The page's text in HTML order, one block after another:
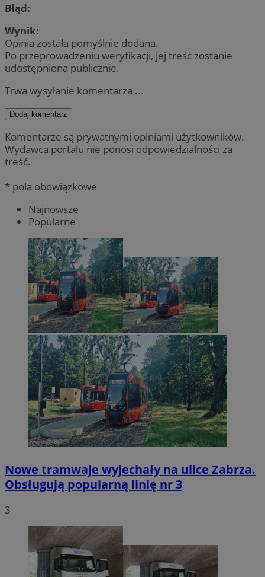
Błąd:
Wynik:
Opinia została pomyślnie dodana.
Po przeprowadzeniu weryfikacji, jej treść zostanie
udostępniona publicznie.
Trwa wysyłanie komentarza ...
Dodaj komentarz
Komentarze są prywatnymi opiniami użytkowników.
Wydawca portalu nie ponosi odpowiedzialności za
treść.
* pola obowiązkowe
Najnowsze
Popularne
Nowe tramwaje wyjechały na ulice Zabrza.
Obsługują popularną linię nr 3
3